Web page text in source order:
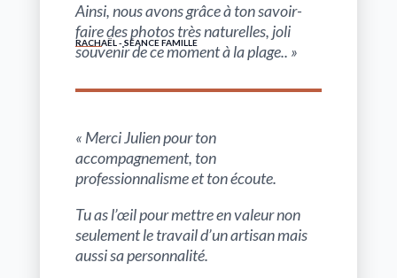
Ainsi, nous avons grâce à ton savoir-
faire des photos très naturelles, joli
souvenir de ce moment à la plage.. »
RACHAËL - SÉANCE FAMILLE
« Merci Julien pour ton
accompagnement, ton
professionnalisme et ton écoute.
Tu as l’œil pour mettre en valeur non
seulement le travail d’un artisan mais
aussi sa personnalité.